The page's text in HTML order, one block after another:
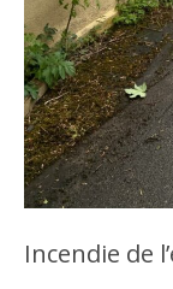
Incendie de